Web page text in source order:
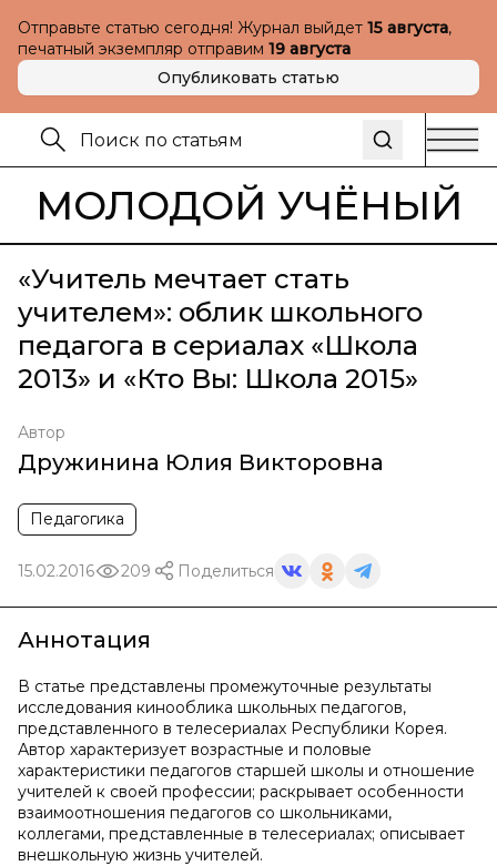
Отправьте статью сегодня! Журнал выйдет 15 августа,
печатный экземпляр отправим 19 августа
Опубликовать статью
МОЛОДОЙ УЧЁНЫЙ
«Учитель мечтает стать
учителем»: облик школьного
педагога в сериалах «Школа
2013» и «Кто Вы: Школа 2015»
Автор
Дружинина Юлия Викторовна
Педагогика
15.02.2016 209 Поделиться
Аннотация
В статье представлены промежуточные результаты
исследования кинооблика школьных педагогов,
представленного в телесериалах Республики Корея.
Автор характеризует возрастные и половые
характеристики педагогов старшей школы и отношение
учителей к своей профессии; раскрывает особенности
взаимоотношения педагогов со школьниками,
коллегами, представленные в телесериалах; описывает
внешкольную жизнь учителей.